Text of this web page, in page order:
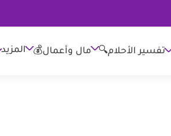
تفسير الأحلام🔍 مال وأعمال💰 المزيد